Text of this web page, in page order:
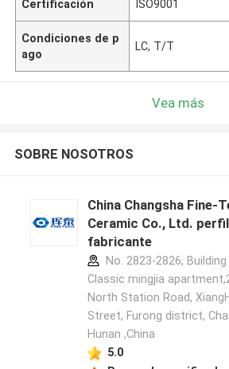
Certificación ISO9001
Condiciones de p
ago
LC, T/T
Vea más
SOBRE NOSOTROS
China Changsha Fine-
Ceramic Co., Ltd.
fabricante
No. 2823-2826, Building
Classic mingjia
North Station Road,
Street, Furong district,
Hunan ,China
5.0